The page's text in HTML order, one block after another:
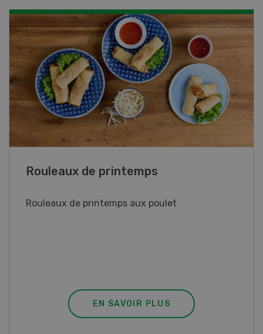
Blancs de poulet sauce épinards à la
EN SAVOIR PLUS